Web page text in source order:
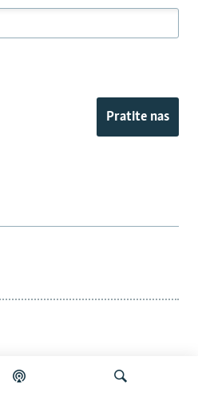
Pratite nas